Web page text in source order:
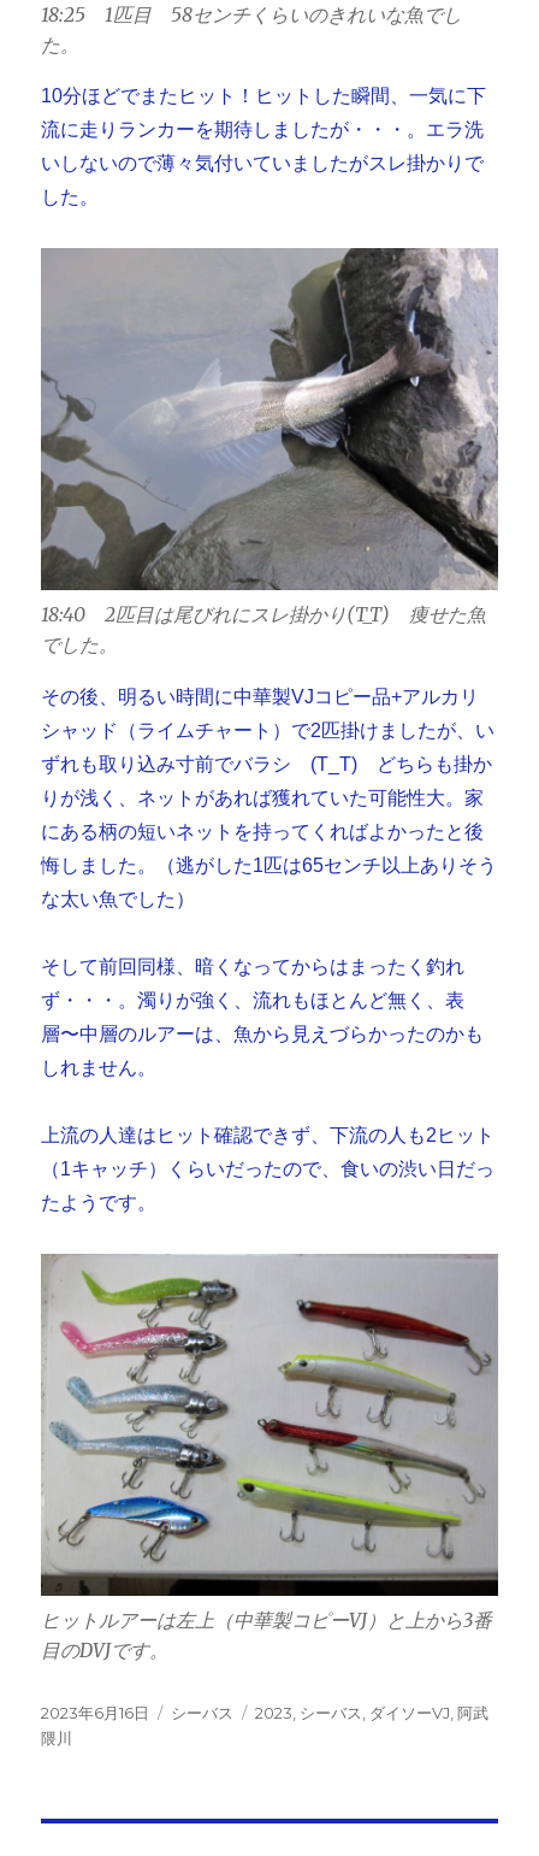
18:25 1匹目 58センチくらいのきれいな魚でし
た。
10分ほどでまたヒット！ヒットした瞬間、一気に下
流に走りランカーを期待しましたが・・・。エラ洗
いしないので薄々気付いていましたがスレ掛かりで
した。
18:40 2匹目は尾びれにスレ掛かり(T_T) 痩せた魚
でした。
その後、明るい時間に中華製VJコピー品+アルカリ
シャッド（ライムチャート）で2匹掛けましたが、い
ずれも取り込み寸前でバラシ (T_T) どちらも掛か
りが浅く、ネットがあれば獲れていた可能性大。家
にある柄の短いネットを持ってくればよかったと後
悔しました。（逃がした1匹は65センチ以上ありそう
な太い魚でした）
そして前回同様、暗くなってからはまったく釣れ
ず・・・。濁りが強く、流れもほとんど無く、表
層〜中層のルアーは、魚から見えづらかったのかも
しれません。
上流の人達はヒット確認できず、下流の人も2ヒット
（1キャッチ）くらいだったので、食いの渋い日だっ
たようです。
ヒットルアーは左上（中華製コピーVJ）と上から3番
目のDVJです。
投
稿
2023年6月16日
カ
シーバス
タ
2023 シーバス ダイソーVJ ,阿武
隈川